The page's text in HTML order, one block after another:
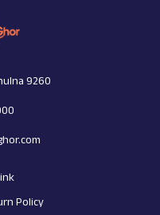
9260
Policy